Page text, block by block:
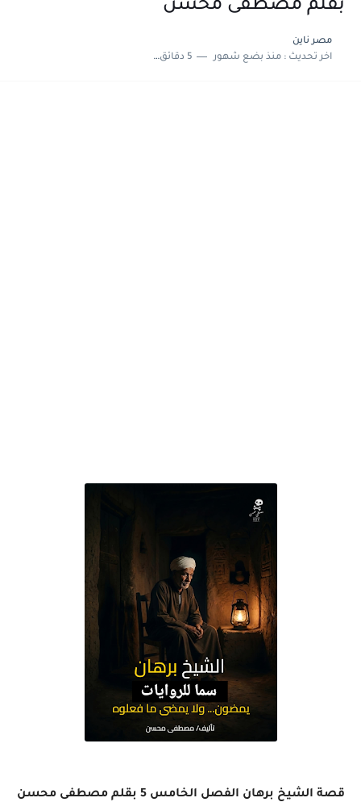
بقلم مصطفى محسن
مصر ناين
اخر تحديث :منذ بضع شهور 5 دقائق للقراءة
قصة الشيخ برهان الفصل الخامس 5 بقلم مصطفى محسن